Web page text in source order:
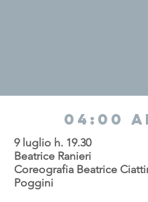
04:00
9 luglio h. 19.30
Beatrice Ranieri
Coreografia Beatrice
Poggini